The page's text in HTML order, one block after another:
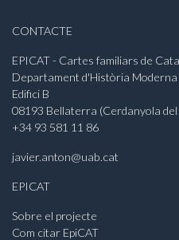
CONTACTE
EPICAT - Cartes familiars de
Departament d'Història
Edifici B
08193 Bellaterra (Cerdanyola del
+34 93 581 11 86
javier.anton@uab.cat
EPICAT
Sobre el projecte
Com citar EpiCAT